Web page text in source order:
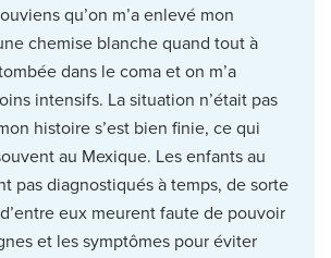
qu’on m’a enlevé mon
chemise blanche quand tout à
dans le coma et on m’a
intensifs. La situation n’était pas
histoire s’est bien finie, ce qui
au Mexique. Les enfants au
pas diagnostiqués à temps, de sorte
eux meurent faute de pouvoir
et les symptômes pour éviter